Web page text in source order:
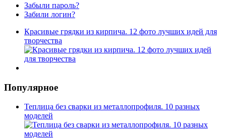
Забыли пароль?
Забили логин?
Красивые грядки из кирпича. 12 фото лучших идей для
творчества
Популярное
Теплица без сварки из металлопрофиля. 10 разных
моделей